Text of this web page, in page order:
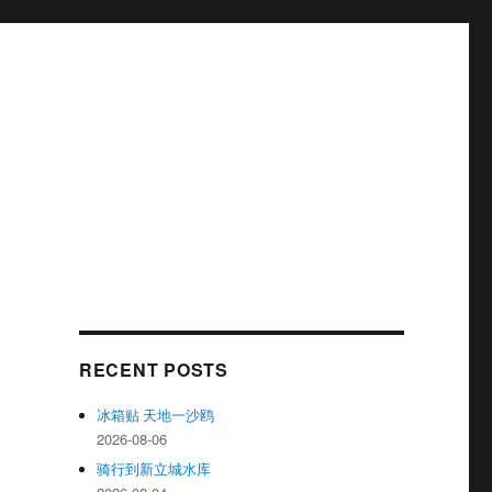
RECENT POSTS
冰箱贴 天地一沙鸥
2026-08-06
骑行到新立城水库